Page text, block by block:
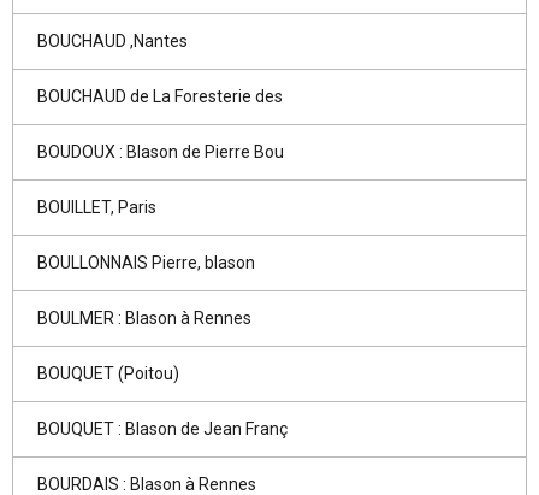
BOUCHAUD ,Nantes
BOUCHAUD de La Foresterie des
BOUDOUX : Blason de Pierre Bou
BOUILLET, Paris
BOULLONNAIS Pierre, blason
BOULMER : Blason à Rennes
BOUQUET (Poitou)
BOUQUET : Blason de Jean Franç
BOURDAIS : Blason à Rennes